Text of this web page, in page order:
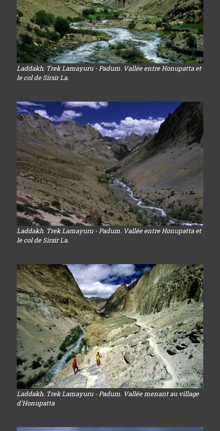
Laddakh. Trek Lamayuru - Padum. Vallée entre Honupatta et
le col de Sirsir La.
Laddakh. Trek Lamayuru - Padum. Vallée entre Honupatta et
le col de Sirsir La.
Laddakh. Trek Lamayuru - Padum. Vallée menant au village
d'Honupatta